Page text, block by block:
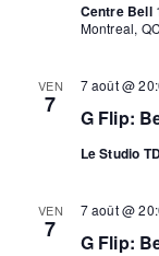
Centre Bell
Montreal, QC
VEN
7 G Flip:
7 août @
Le Studio
VEN
7 G Flip:
7 août @